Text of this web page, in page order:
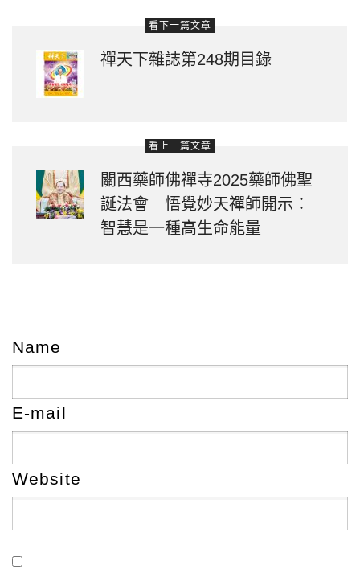
看下一篇文章
禪天下雜誌第248期目錄
看上一篇文章
關西藥師佛禪寺2025藥師佛聖
誕法會 悟覺妙天禪師開示：
智慧是一種高生命能量
Name
E-mail
Website